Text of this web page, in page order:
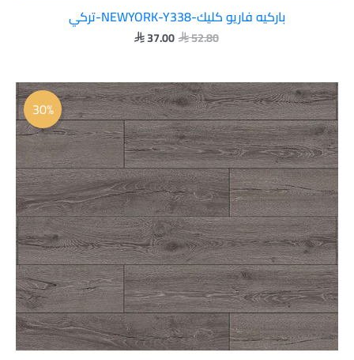
باركيه فاريو كليك-NEWYORK-Y338-تركي
52.80
37.00
30%
السعر
الأصلي
هو:
 52.80.
السعر
الحالي
هو:
 37.00.